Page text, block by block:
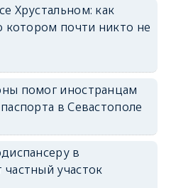
Хрустальном: как
котором почти никто не
помог иностранцам
в Севастополе
в
участок